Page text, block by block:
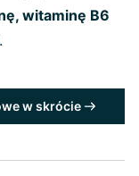
witaminę B6
.
w skrócie